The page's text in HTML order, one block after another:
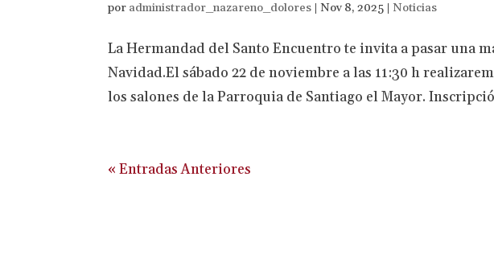
por administrador_nazareno_dolores |Nov 8, 2025 |Noticias
La Hermandad del Santo Encuentro te invita a pasar una
Navidad.El sábado 22 de noviembre a las 11:30 h
los salones de la Parroquia de Santiago el Mayor.
« Entradas Anteriores